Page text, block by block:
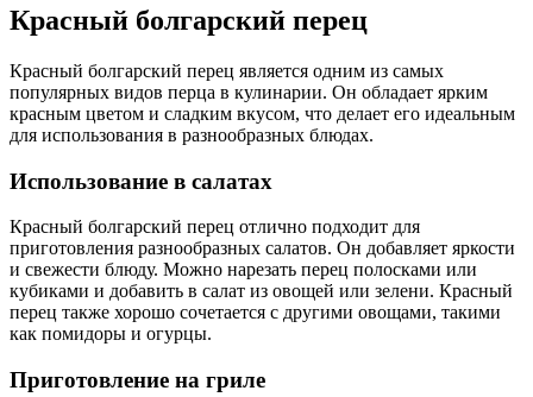
Красный болгарский перец
Красный болгарский перец является одним из самых
популярных видов перца в кулинарии. Он обладает ярким
красным цветом и сладким вкусом, что делает его идеальным
для использования в разнообразных блюдах.
Использование в салатах
Красный болгарский перец отлично подходит для
приготовления разнообразных салатов. Он добавляет яркости
и свежести блюду. Можно нарезать перец полосками или
кубиками и добавить в салат из овощей или зелени. Красный
перец также хорошо сочетается с другими овощами, такими
как помидоры и огурцы.
Приготовление на гриле